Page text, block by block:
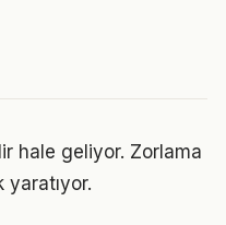
hale geliyor. Zorlama
yaratıyor.